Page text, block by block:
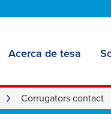
Acerca de tesa
Corrugators contact